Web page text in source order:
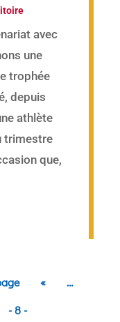
avec
une
trophée
depuis
athlète
trimestre
que,
«
…
- 8 -